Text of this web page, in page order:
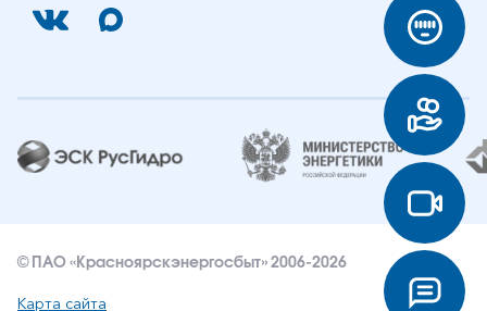
© ПАО «Красноярскэнергосбыт» 2006-2026
Карта сайта